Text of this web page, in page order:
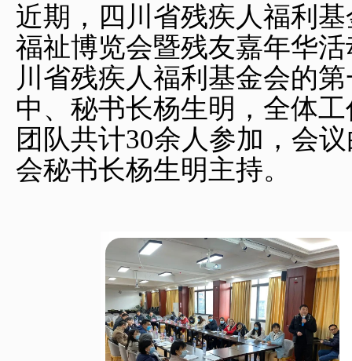
近期，四川省残疾人福利
福祉博览会暨残友嘉年华
川省残疾人福利基金会的
中、秘书长杨生明，全体
团队共计30余人参加，会
会秘书长杨生明主持。